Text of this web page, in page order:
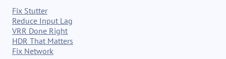
Fix Stutter
Reduce Input Lag
VRR Done Right
HDR That Matters
Fix Network